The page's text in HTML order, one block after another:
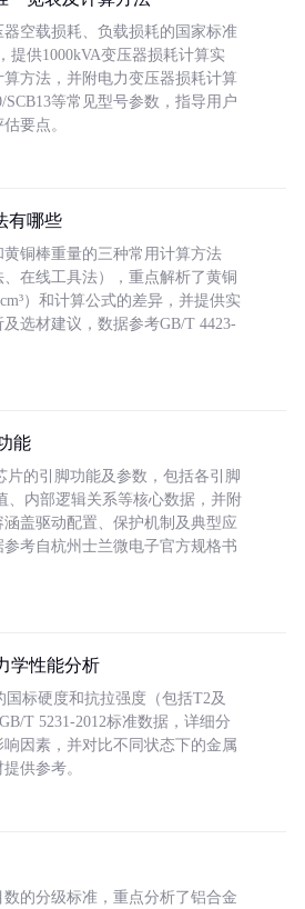
空载损耗、负载损耗的国家标准
提供1000kVA变压器损耗计算实
方法，并附电力变压器损耗计算
SCB13等常见型号参数，指导用户
要点。
有哪些
铜棒重量的三种常用计算方法
、在线工具法），重点解析了黄铜
）和计算公式的差异，并提供实
选材建议，数据参考GB/T 4423-
能
片的引脚功能及参数，包括各引脚
、内部逻辑关系等核心数据，并附
盖驱动配置、保护机制及典型应
考自杭州士兰微电子官方规格书
学性能分析
标硬度和抗拉强度（包括T2及
T 5231-2012标准数据，详细分
因素，并对比不同状态下的金属
供参考。
的分级标准，重点分析了铝合金